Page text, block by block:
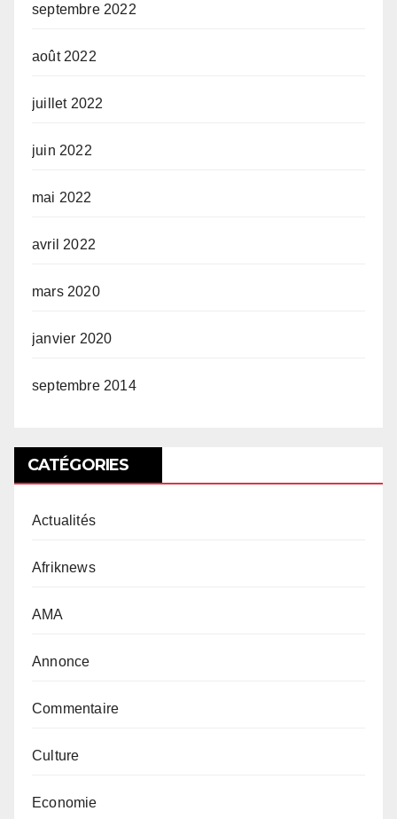
septembre 2022
août 2022
juillet 2022
juin 2022
mai 2022
avril 2022
mars 2020
janvier 2020
septembre 2014
CATÉGORIES
Actualités
Afriknews
AMA
Annonce
Commentaire
Culture
Economie